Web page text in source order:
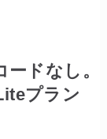
ードなし。
プラン